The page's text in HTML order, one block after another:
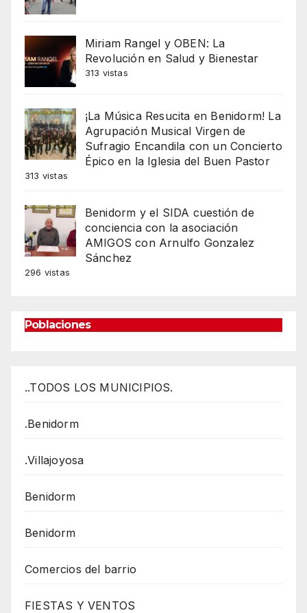
Miriam Rangel y OBEN: La
Revolución en Salud y Bienestar
313 vistas
¡La Música Resucita en Benidorm! La
Agrupación Musical Virgen de
Sufragio Encandila con un Concierto
Épico en la Iglesia del Buen Pastor
313 vistas
Benidorm y el SIDA cuestión de
conciencia con la asociación
AMIGOS con Arnulfo Gonzalez
Sánchez
296 vistas
Poblaciones
..TODOS LOS MUNICIPIOS.
.Benidorm
.Villajoyosa
Benidorm
Benidorm
Comercios del barrio
FIESTAS Y VENTOS